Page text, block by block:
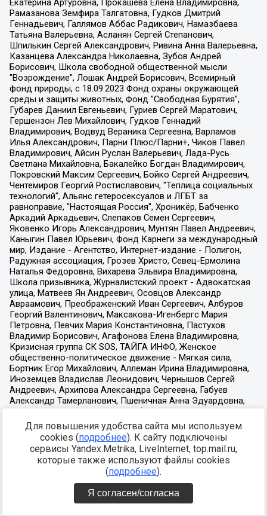
Для повышения удобства сайта мы используем
cookies (подробнее). К сайту подключены
сервисы Yandex.Metrika, LiveInternet, top.mail.ru,
которые также используют файлы cookies
(подробнее).
Я согласен/согласна